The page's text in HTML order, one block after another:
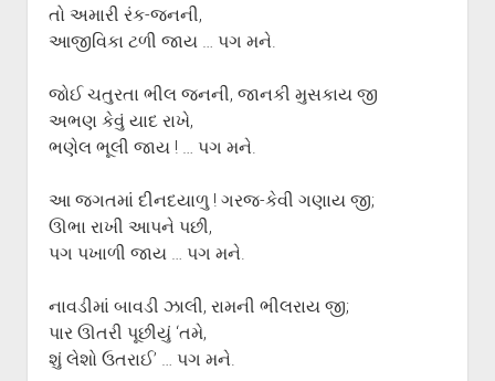
તો અમારી રંક-જનની,
આજીવિકા ટળી જાય … પગ મને.
જોઈ ચતુરતા ભીલ જનની, જાનકી મુસકાય જી
અભણ કેવું યાદ રાખે,
ભણેલ ભૂલી જાય ! … પગ મને.
આ જગતમાં દીનદયાળુ ! ગરજ-કેવી ગણાય જી;
ઊભા રાખી આપને પછી,
પગ પખાળી જાય … પગ મને.
નાવડીમાં બાવડી ઝાલી, રામની ભીલરાય જી;
પાર ઊતરી પૂછીયું ‘તમે,
શું લેશો ઉતરાઈ’ … પગ મને.